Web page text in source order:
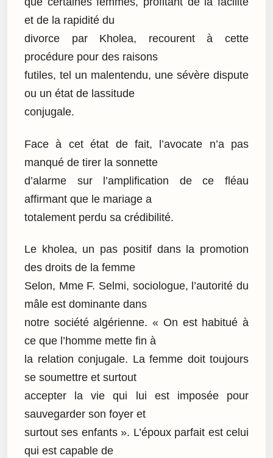
et de la rapidité du
divorce par Kholea, recourent à cette
procédure pour des raisons
futiles, tel un malentendu, une sévère dispute
ou un état de lassitude
conjugale.
Face à cet état de fait, l’avocate n’a pas
manqué de tirer la sonnette
d’alarme sur l’amplification de ce fléau
affirmant que le mariage a
totalement perdu sa crédibilité.
Le kholea, un pas positif dans la promotion
des droits de la femme
Selon, Mme F. Selmi, sociologue, l’autorité du
mâle est dominante dans
notre société algérienne. « On est habitué à
ce que l’homme mette fin à
la relation conjugale. La femme doit toujours
se soumettre et surtout
accepter la vie qui lui est imposée pour
sauvegarder son foyer et
surtout ses enfants ». L’époux parfait est celui
qui est capable de